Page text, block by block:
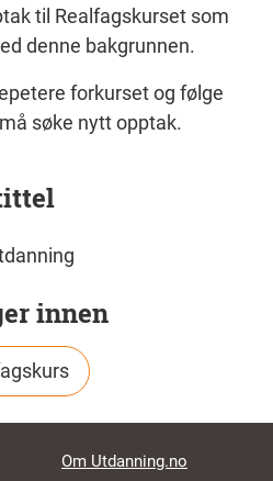
til Realfagskurset som
denne bakgrunnen.
forkurset og følge
søke nytt opptak.
innen
Footer links
Om Utdanning.no